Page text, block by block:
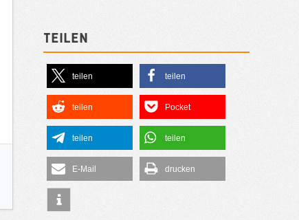
Teilen
teilen teilen
teilen Pocket
teilen teilen
E-Mail drucken